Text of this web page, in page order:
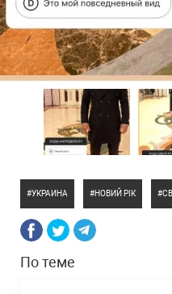
УКРАИНА НОВИЙ РІК
По теме